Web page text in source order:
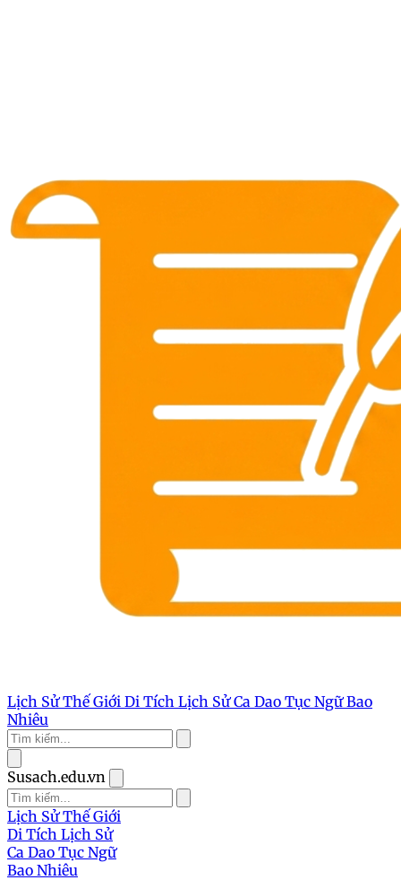
Lịch Sử Thế Giới Di Tích Lịch SửCa Dao Tục NgữBao
Nhiêu
Susach.edu.vn
Lịch Sử Thế Giới
Di Tích Lịch Sử
Ca Dao Tục Ngữ
Bao Nhiêu